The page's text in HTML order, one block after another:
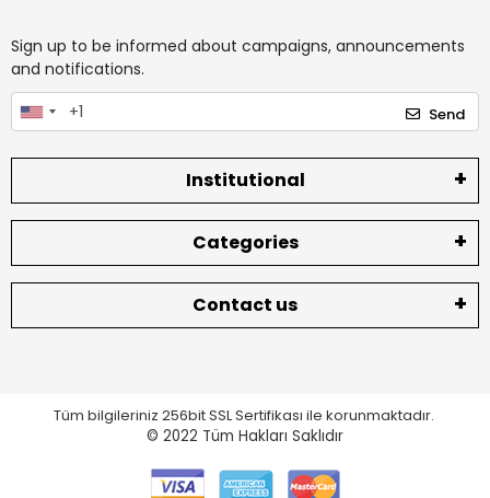
Sign up to be informed about campaigns, announcements
and notifications.
Send
Institutional
Categories
Contact us
Tüm bilgileriniz 256bit SSL Sertifikası ile korunmaktadır.
© 2022 Tüm Hakları Saklıdır